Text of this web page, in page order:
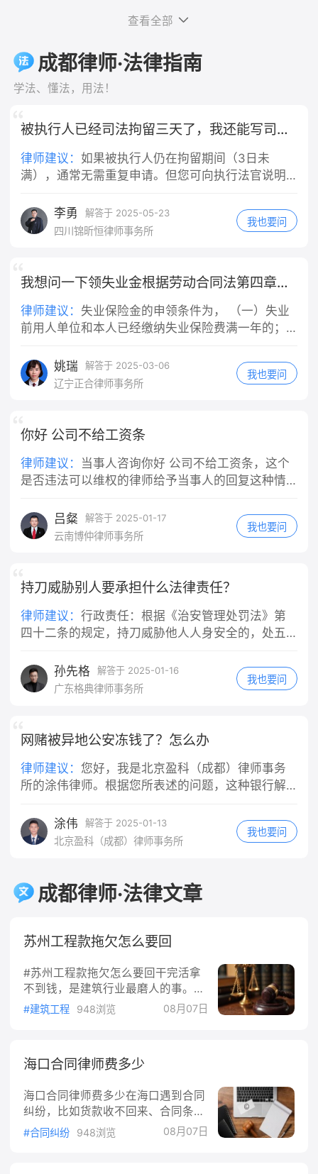
过失"，需要结合具体案情综合判断，并非任何
机关，实践中会根据事故责任认定、违规程度等
因素综合判断。
担。 车辆维修费：机动车的车损，会按
照责任比例，由你承担主要部分。
定全部证据 保存路口监控线索、就医病
历、检查报告、医疗票据；向交警提
出：机动车行经路口未尽观察、减速注
2. 责任认定抗辩要点 闯红灯是主要过
错，但机动车通过交叉路口负有法定减
速、瞭望义务，请求认定机动车承担次
要责任，不要申请全责认定。 3. 不要
所有医疗费只能自行承担大部分，且还
要赔偿对方车辆维修费用。 四、责任
用；交强险依旧赔付医疗费1.8万以内。
2. 电动车主责70%、机动车次责30%：
交强险全额赔付医疗费用，超出部分机
动车方承担30%。这是最普遍的认定结
显超速等严重违法情形才会出现，概率
很低。 五、关键提示 轻伤伤情赔偿额
对事故认定书不服，可在收到认定书3
日内申请复核。 需要我给你一段向交警
陈述、争取对方次责的口述内容吗？
录：和房东反映跳蚤问题、提出退房的
微信/短信/通话录音； 3. 合同+缴费凭
款截图。 二、分步维权操作 1. 先行书
面协商（成本最低） 向房东发送文字催
告（微信/短信留痕），参考话术： 依
无法正常居住，属于你方违约，现正式
房押金，你方私自扣除1000元没有合同
及法律依据，逾期不退我将向住建部门
无果后） - 12345政务热线：拨打热线
投诉租房纠纷，属地住建局/市场监管介
方协商退费。 3. 司法途径（投诉调解
无效） 1. 小额诉讼：押金金额不大，在
房屋所在地基层法院/线上人民法院小程
序提交立案，诉讼费极低（标的1万内
合同约定仲裁条款，按约定提起仲裁。
三、⚠️关键避坑提醒 1. 不要擅自弃房
不得以“签完合同即不能退租”抗辩：合
同履行前提是房屋符合居住条件，房东
先违约在先，租客法定解约权不受签约
约束； 3. 若房东主张“跳蚤是租客饲养
举证则扣款无效。 需要我帮你草拟一份
发给房东的正式催告短信文案吗？
明确规定，法律依据是《中华人民共和
款："用人单位的工作人员因执行工作任
务造成他人损害的，由用人单位承担侵
权责任。" 一、公司承担的是"替代责
是，公司的赔偿责任和你是否有过错是
两回事。根据法律规定，用人单位承担
的是无过错替代责任——也就是说，只
要你是在执行工作任务的过程中造成他
错，公司都要承担赔偿责任，这是法律
的强制性规定。 二、"工作任务"的认定
是关键 你提到"是工作任务"，这一点非
断是否属于"执行工作任务"，主要看以
下几点：事故发生时你是否正在为单位
工作、是否受单位管理、是否在执行单
位指派的任务。快递员在送快递途中发
作任务的行为。即便你是"临时工"或者
没有签订正式劳动合同，只要实际上是
关系，公司不能以"不是正式员工"为由
免责。 此外，如果快递公司为车辆或员
工投保了商业第三者责任险（包括交强
险等），应首先由保险公司在保险合同
用人单位承担赔偿责任。伤者医药费几
千元，通常在保险理赔范围内，应先走
题。《民法典》第一千一百九十一条同
时规定，用人单位承担侵权责任后，可
以向有故意或者重大过失的工作人员追
偿。 也就是说，如果这次事故中你有故
驶、严重违反交通规则导致事故等，那
么公司在赔偿伤者之后，可以向你追索
交规但未达到重大过失程度），公司就
于轻微违反交规的情况，是否构成"重大
过失"，需要结合具体案情综合判断，并
终认定权在司法机关，实践中会根据事
故责任认定、违规程度等因素综合判
查看全部
成都律师·法律指南
学法、懂法，用法！
被执行人已经司法拘留三天了，我还能写司法拘留申请书吗
律师建议： 如果被执行人仍在拘留期间（3日未
满），通常无需重复申请。但您可向执行法官说明
（如列入失信名单、限制高消费等）。
李勇 解答于 2025-05-23
四川锦昕恒律师事务所
我也要问
我想问一下领失业金根据劳动合同法第四章好多条才合格
律师建议： 失业保险金的申领条件为， （一）失业
前用人单位和本人已经缴纳失业保险费满一年的；
失业登记，并有求职要求的。 具体申领程序、手续
及支付标准等详情，建议向当地人社局作咨询。
姚瑞 解答于 2025-03-06
辽宁正合律师事务所
我也要问
你好 公司不给工资条
律师建议：
当事人咨询你好 公司不给工资条，这个
是否违法可以维权的律师给予当事人的回复这种情
吕粲
解答于 2025-01-17
云南博仲律师事务所
我也要问
持刀威胁别人要承担什么法律责任？
律师建议： ‌行政责任‌：根据《治安管理处罚法》第
四十二条的规定，持刀威胁他人人身安全的，处五
五日以上十日以下拘留，可以并处五百元以下罚
款。 ‌刑事责任‌：持刀威胁他人可能构成多种犯罪，
为符合抢劫罪的构成要件。 ‌敲诈勒索罪‌：当拿刀威
者作出一定行为从而获取利益，可能构成敲诈勒索
罪。 ‌寻衅滋事罪‌：如果拿刀威胁他人的行为是无端
衅滋事罪。 ‌敲诈勒索罪‌：根据《刑法》第二百七十
四条的规定，敲诈勒索公私财物，数额较大或者多
情节的，处三年以上十年以下有期徒刑，并处罚
金；数额特别巨大或者有其他特别严重情节的，处
刀威胁他人的行为导致被害人受到精神损害或者财
任。
孙先格 解答于 2025-01-16
广东格典律师事务所
我也要问
网赌被异地公安冻钱了？怎么办
律师建议： 您好，我是北京盈科（成都）律师事务
所的涂伟律师。根据您所表述的问题，这种银行解
通查问案件进展。
涂伟 解答于 2025-01-13
北京盈科（成都）律师事务所
我也要问
成都律师·法律文章
苏州工程款拖欠怎么要回
#苏州工程款拖欠怎么要回干完活拿
不到钱，是建筑行业最磨人的事。不
少包工头、分包老板遇到甲方拖工程
#被拖欠前，先分清这几件事###分
合同的直接承包人，或从总包手里接
活的分包人，追讨对象就是你的合同
相对方。中间转包好几层的话，谁跟
#建筑工程 948浏览 08月07日
海口合同律师费多少
海口合同律师费多少在海口遇到合同
纠纷，比如货款收不回来、合同条款
有歧义、对方违约不履行，很多人第
一反应是想请律师，又怕费用太高请
#合同纠纷 948浏览 08月07日